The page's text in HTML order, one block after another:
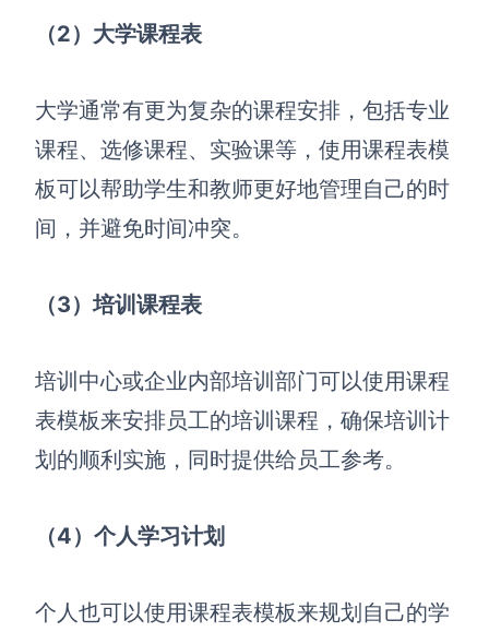
（2） 大学课程表
大学通常有更为复杂的课程安排，包括专业
课程、选修课程、实验课等，使用课程表模
板可以帮助学生和教师更好地管理自己的时
间，并避免时间冲突。
（3）培训课程表
培训中心或企业内部培训部门可以使用课程
表模板来安排员工的培训课程，确保培训计
划的顺利实施，同时提供给员工参考。
（4） 个人学习计划
个人也可以使用课程表模板来规划自己的学